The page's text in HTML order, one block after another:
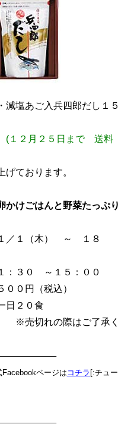
減塩あご入兵四郎だし１５
(１２月２５日まで 送料
ております。
かけごはんと野菜たっぷり
／１（木） ～ １８
３０ ～１５：００
０円（税込）
２０食
はご了承く
ページはコチラ [:チュー